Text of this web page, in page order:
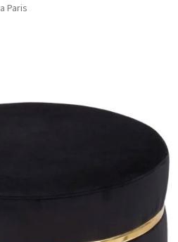
Paris